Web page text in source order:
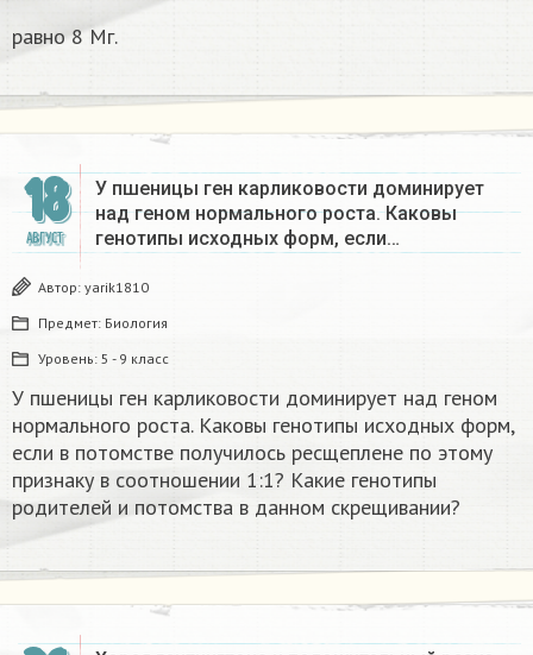
равно 8 Мг.
18
АВГУСТ
У пшеницы ген карликовости доминирует
над геном нормального роста. Каковы
генотипы исходных форм, если…
Автор: yarik1810
Предмет: Биология
Уровень: 5 - 9 класс
У пшеницы ген карликовости доминирует над геном
нормального роста. Каковы генотипы исходных форм,
если в потомстве получилось ресщеплене по этому
признаку в соотношении 1:1? Какие генотипы
родителей и потомства в данном скрещивании?